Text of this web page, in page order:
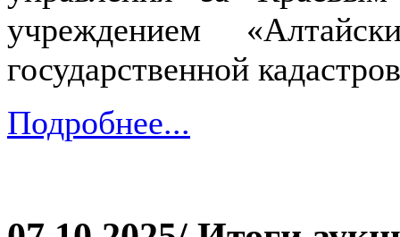
учреждением
государственной
Подробнее...